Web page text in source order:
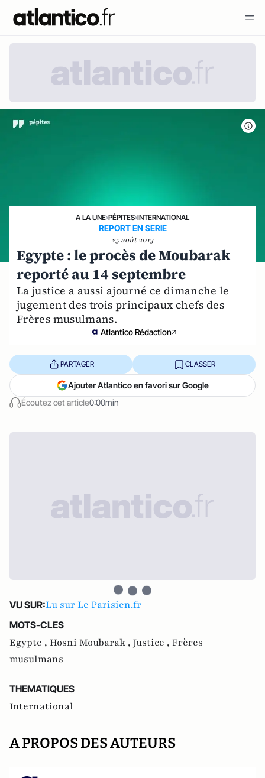
A LA UNE›PÉPITES›INTERNATIONAL
REPORT EN SERIE
25 août 2013
Egypte : le procès de Moubarak
reporté au 14 septembre
La justice a aussi ajourné ce dimanche le
jugement des trois principaux chefs des
Frères musulmans.
Atlantico Rédaction
Écoutez cet article0:00min
PARTAGER CLASSER
Ajouter Atlantico en favori sur Google
VU SUR:Lu sur Le Parisien.fr
MOTS-CLES
Egypte , Hosni Moubarak , Justice , Frères
musulmans
THEMATIQUES
International
A PROPOS DES AUTEURS